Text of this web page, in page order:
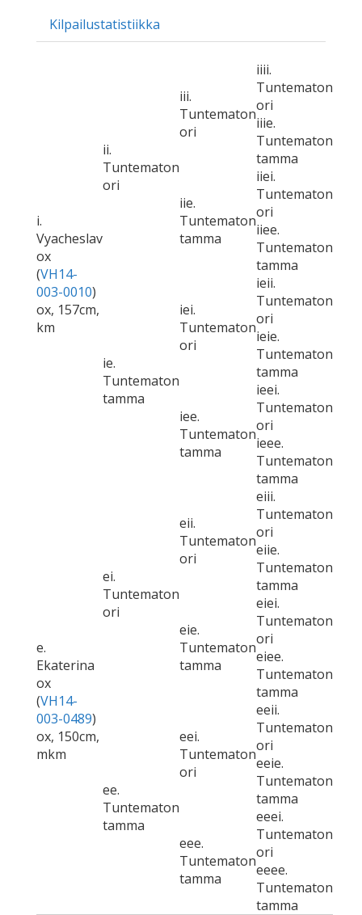
Kilpailustatistiikka
i.
Vyacheslav
ox
(VH14-
003-0010)
ox, 157cm,
km
ii.
Tuntematon
ori
iii.
Tuntematon
ori
iiii.
Tuntematon
ori
iiie.
Tuntematon
tamma
iie.
Tuntematon
tamma
iiei.
Tuntematon
ori
iiee.
Tuntematon
tamma
ie.
Tuntematon
tamma
iei.
Tuntematon
ori
ieii.
Tuntematon
ori
ieie.
Tuntematon
tamma
iee.
Tuntematon
tamma
ieei.
Tuntematon
ori
ieee.
Tuntematon
tamma
e.
Ekaterina
ox
(VH14-
003-0489)
ox, 150cm,
mkm
ei.
Tuntematon
ori
eii.
Tuntematon
ori
eiii.
Tuntematon
ori
eiie.
Tuntematon
tamma
eie.
Tuntematon
tamma
eiei.
Tuntematon
ori
eiee.
Tuntematon
tamma
ee.
Tuntematon
tamma
eei.
Tuntematon
ori
eeii.
Tuntematon
ori
eeie.
Tuntematon
tamma
eee.
Tuntematon
tamma
eeei.
Tuntematon
ori
eeee.
Tuntematon
tamma